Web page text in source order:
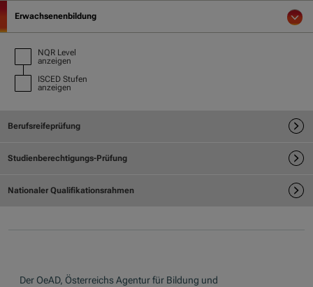
Der OeAD, Österreichs Agentur für Bildung und